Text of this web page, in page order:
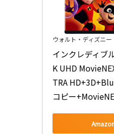
ウォルト・ディズニ
インクレディブ
K UHD
TRA
コピー